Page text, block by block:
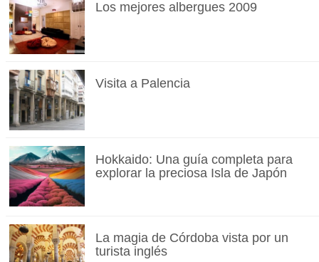
Los mejores albergues 2009
Visita a Palencia
Hokkaido: Una guía completa para
explorar la preciosa Isla de Japón
La magia de Córdoba vista por un
turista inglés